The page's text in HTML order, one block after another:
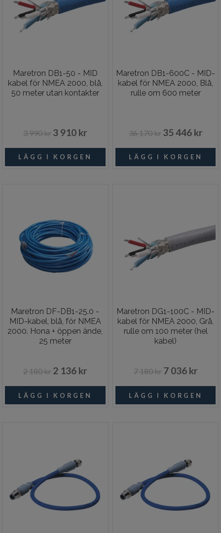
Maretron DB1-50 - MID
kabel för NMEA 2000, blå,
50 meter utan kontakter
3 990 kr 3 910 kr
Maretron DB1-600C - MID-
kabel för NMEA 2000, Blå,
rulle om 600 meter
36 170 kr 35 446 kr
Maretron DF-DB1-25.0 -
MID-kabel, blå, för NMEA
2000. Hona + öppen ände,
25 meter
2 180 kr 2 136 kr
Maretron DG1-100C - MID-
kabel för NMEA 2000, Grå,
rulle om 100 meter (hel
kabel)
7 180 kr 7 036 kr